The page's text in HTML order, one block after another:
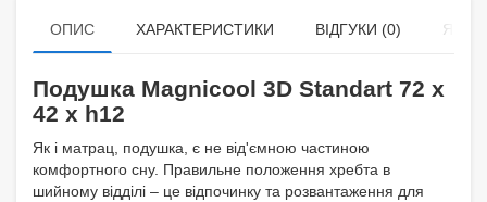
ОПИС ХАРАКТЕРИСТИКИ ВІДГУКИ (0) ЯК
Подушка Magnicool 3D Standart 72 x
42 x h12
Як і матрац, подушка, є не від'ємною частиною
комфортного сну. Правильне положення хребта в
шийному відділі – це відпочинку та розвантаження для